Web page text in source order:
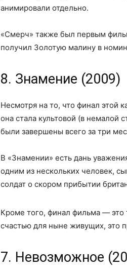
анимировали отдельно.
«Смерч» также был первым
получил Золотую малину в
8. Знамение (2009)
Несмотря на то, что финал этой
она стала культовой (в немалой
были завершены всего за три
В «Знамении» есть дань
одним из нескольких человек,
солдат о скором прибытии
Кроме того, финал фильма — это
счастью для ныне живущих, это
7. Невозможное